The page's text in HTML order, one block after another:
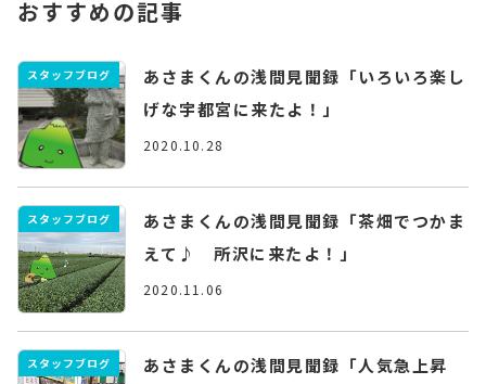
おすすめの記事
スタッフブログ
あさまくんの浅間見聞録「いろいろ楽し
げな宇都宮に来たよ！」
2020.10.28
スタッフブログ
あさまくんの浅間見聞録「茶畑でつかま
えて♪ 所沢に来たよ！」
2020.11.06
スタッフブログ
あさまくんの浅間見聞録「人気急上昇